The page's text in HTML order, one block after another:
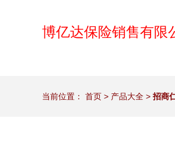
博亿达保险销售有限
当前位置： 首页 > 产品大全 > 招商